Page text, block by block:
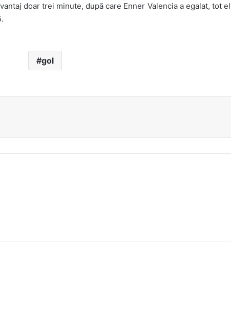
doar trei minute, după care Enner Valencia a egalat, tot el
gol